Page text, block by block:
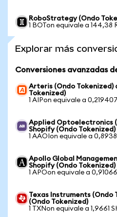
RoboStrategy (Ondo
1 BOTon equivale a 144,38
Explorar más
Conversiones avanzadas
Arteris (Ondo Tokenized)
Tokenized)
1 AIPon equivale a
Applied Optoelectronics
Shopify (Ondo Tokenized)
1 AAOIon equivale a
Apollo Global
Shopify (Ondo Tokenized)
1 APOon equivale a
Texas Instruments (Ondo
(Ondo Tokenized)
1 TXNon equivale a 1,9661